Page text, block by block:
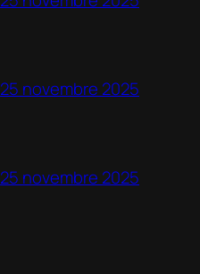
25 novembre 2025
25 novembre 2025